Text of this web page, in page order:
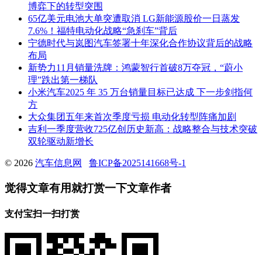
博弈下的转型突围
65亿美元电池大单突遭取消 LG新能源股价一日蒸发
7.6%！福特电动化战略“急刹车”背后
宁德时代与岚图汽车签署十年深化合作协议背后的战略
布局
新势力11月销量洗牌：鸿蒙智行首破8万夺冠，“蔚小
理”跌出第一梯队
小米汽车2025 年 35 万台销量目标已达成 下一步剑指何
方
大众集团五年来首次季度亏损 电动化转型阵痛加剧
吉利一季度营收725亿创历史新高：战略整合与技术突破
双轮驱动新增长
© 2026 汽车信息网 鲁ICP备2025141668号-1
觉得文章有用就打赏一下文章作者
支付宝扫一扫打赏